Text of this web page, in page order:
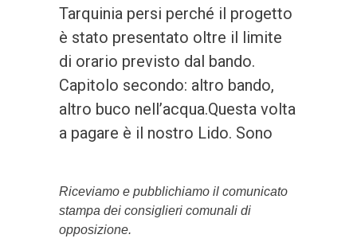
Tarquinia persi perché il progetto
è stato presentato oltre il limite
di orario previsto dal bando.
Capitolo secondo: altro bando,
altro buco nell’acqua.Questa volta
a pagare è il nostro Lido. Sono
Riceviamo e pubblichiamo il comunicato
stampa dei consiglieri comunali di
opposizione.